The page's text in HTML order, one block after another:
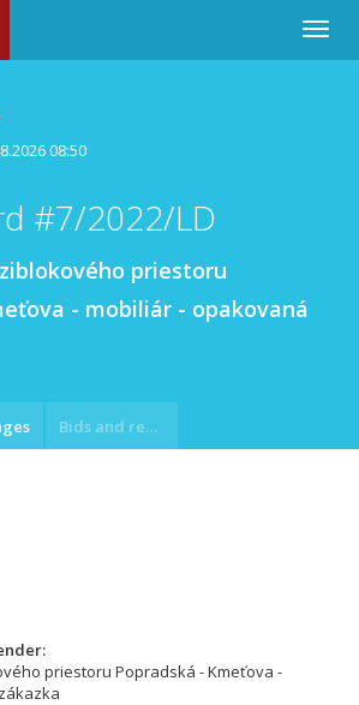
08:50
#7/2022/LD
priestoru
- mobiliár - opakovaná
Bids and requests
priestoru Popradská - Kmeťova -